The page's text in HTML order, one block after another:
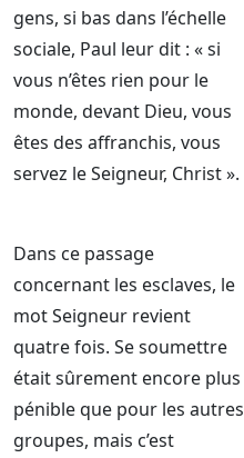
gens, si bas dans l’échelle
sociale, Paul leur dit : « si
vous n’êtes rien pour le
monde, devant Dieu, vous
êtes des affranchis, vous
servez le Seigneur, Christ ».
Dans ce passage
concernant les esclaves, le
mot Seigneur revient
quatre fois. Se soumettre
était sûrement encore plus
pénible que pour les autres
groupes, mais c’est